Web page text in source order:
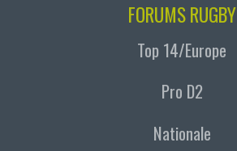
FORUMS RUGBY
Top 14/Europe
Pro D2
Nationale